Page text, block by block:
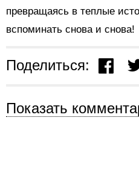
превращаясь в теплые
вспоминать снова и снова!
Поделиться:
Показать